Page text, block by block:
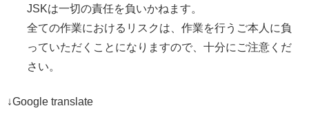
JSKは一切の責任を負いかねます。
全ての作業におけるリスクは、作業を行うご本人に負
っていただくことになりますので、十分にご注意くだ
さい。
↓Google translate